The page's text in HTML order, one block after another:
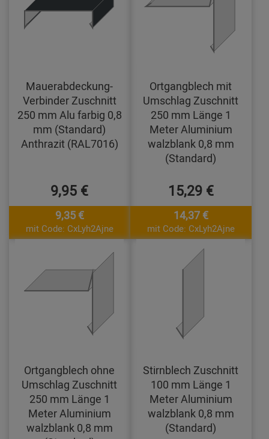
Mauerabdeckung-
Verbinder Zuschnitt
250 mm Alu farbig 0,8
mm (Standard)
Anthrazit (RAL7016)
9,95 €
9,35 €
mit Code: CxLyh2Ajne
Ortgangblech mit
Umschlag Zuschnitt
250 mm Länge 1
Meter Aluminium
walzblank 0,8 mm
(Standard)
15,29 €
14,37 €
mit Code: CxLyh2Ajne
Ortgangblech ohne
Umschlag Zuschnitt
250 mm Länge 1
Meter Aluminium
walzblank 0,8 mm
Stirnblech Zuschnitt
100 mm Länge 1
Meter Aluminium
walzblank 0,8 mm
(Standard)